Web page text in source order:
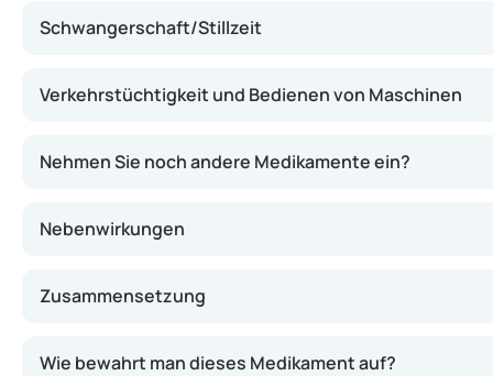
Schwangerschaft/Stillzeit
Verkehrstüchtigkeit und Bedienen von Maschinen
Nehmen Sie noch andere Medikamente ein?
Nebenwirkungen
Zusammensetzung
Wie bewahrt man dieses Medikament auf?